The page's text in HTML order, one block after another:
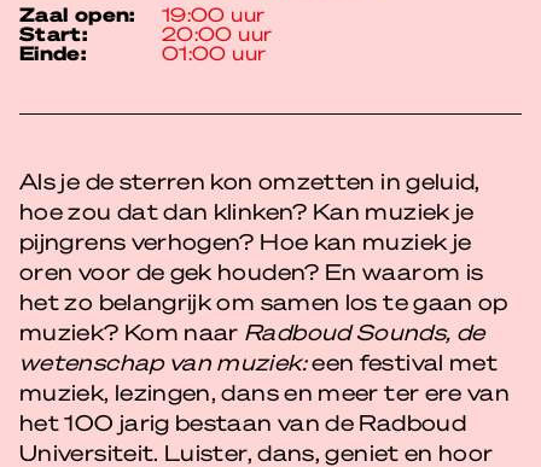
zaal open:
19:00 uur
start: 20:00 uur
einde: 01:00 uur
Als je de sterren kon omzetten in geluid,
hoe zou dat dan klinken? Kan muziek je
pijngrens verhogen? Hoe kan muziek je
oren voor de gek houden? En waarom is
het zo belangrijk om samen los te gaan op
muziek? Kom naar Radboud Sounds, de
wetenschap van muziek:een festival met
muziek, lezingen, dans en meer ter ere van
het 100 jarig bestaan van de Radboud
Universiteit. Luister, dans, geniet en hoor